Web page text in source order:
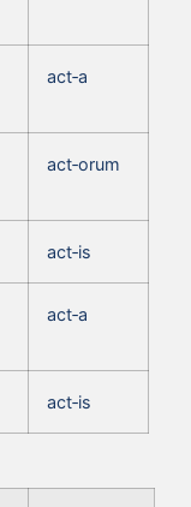
act‑a
act‑orum
act‑is
act‑a
act‑is